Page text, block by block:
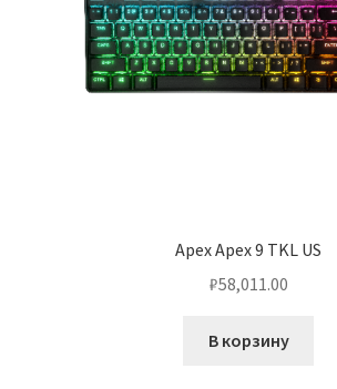
Сервисное обслуживание
Средства для дезинфекции
Чистка кондиционеров
Apex Apex 9 TKL US
₽58,011.00
В корзину